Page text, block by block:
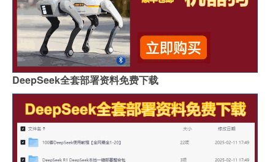
DeepSeek全套部署资料免费下载